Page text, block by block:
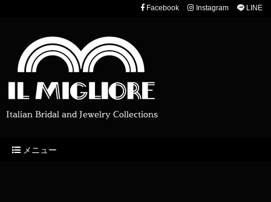
Italian Bridal and Jewelry Collections
メニュー
Facebook Instagram LINE